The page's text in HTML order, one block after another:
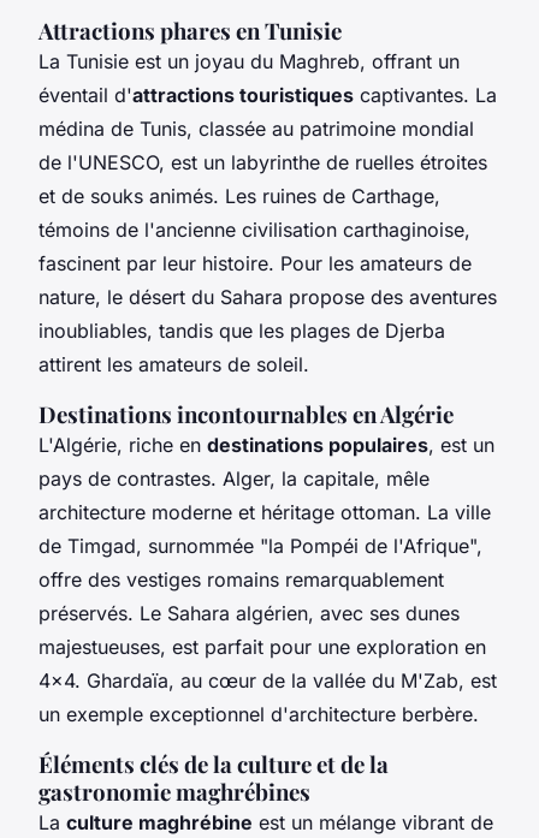
Attractions phares en Tunisie
La Tunisie est un joyau du Maghreb, offrant un
éventail d'attractions touristiques captivantes. La
médina de Tunis, classée au patrimoine mondial
de l'UNESCO, est un labyrinthe de ruelles étroites
et de souks animés. Les ruines de Carthage,
témoins de l'ancienne civilisation carthaginoise,
fascinent par leur histoire. Pour les amateurs de
nature, le désert du Sahara propose des aventures
inoubliables, tandis que les plages de Djerba
attirent les amateurs de soleil.
Destinations incontournables en Algérie
L'Algérie, riche en destinations populaires, est un
pays de contrastes. Alger, la capitale, mêle
architecture moderne et héritage ottoman. La ville
de Timgad, surnommée "la Pompéi de l'Afrique",
offre des vestiges romains remarquablement
préservés. Le Sahara algérien, avec ses dunes
majestueuses, est parfait pour une exploration en
4x4. Ghardaïa, au cœur de la vallée du M'Zab, est
un exemple exceptionnel d'architecture berbère.
Éléments clés de la culture et de la
gastronomie maghrébines
La culture maghrébine est un mélange vibrant de